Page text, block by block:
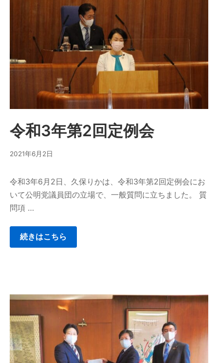
令和3年第2回定例会
2021年6月2日
令和3年6月2日、久保りかは、令和3年第2回定例会にお
いて公明党議員団の立場で、一般質問に立ちました。 質
問項 …
続きはこちら